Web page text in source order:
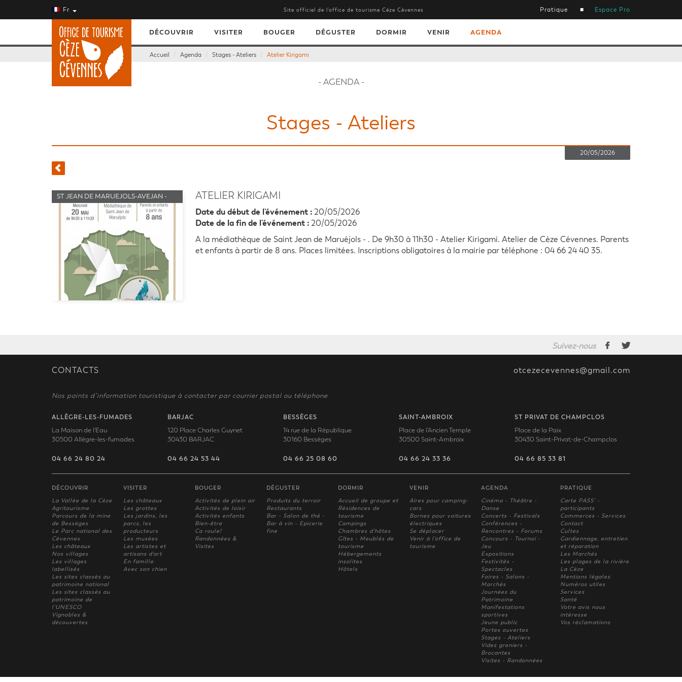
Fr Site officiel de l’office de tourisme Cèze Cévennes Pratique Espace Pro
DÉCOUVRIR VISITER BOUGER DÉGUSTER DORMIR VENIR AGENDA
Accueil Agenda Stages - Ateliers Atelier Kirigami
- AGENDA -
Stages - Ateliers
20/05/2026
ST JEAN DE MARUEJOLS-AVEJAN -
STAGES - ATELIERS
ATELIER KIRIGAMI
Date du début de l'événement : 20/05/2026
Date de la fin de l'événement : 20/05/2026
A la médiathèque de Saint Jean de Maruéjols - . De 9h30 à 11h30 - Atelier Kirigami. Atelier de Cèze Cévennes. Parents
et enfants à partir de 8 ans. Places limitées. Inscriptions obligatoires à la mairie par téléphone : 04 66 24 40 35.
Suivez-nous
CONTACTS otcezecevennes@gmail.com
Nos points d’information touristique à contacter par courrier postal ou téléphone
ALLÈGRE-LES-FUMADES
La Maison de l'Eau
30500 Allègre-les-fumades
04 66 24 80 24
BARJAC
120 Place Charles Guynet
30430 BARJAC
04 66 24 53 44
BESSÈGES
14 rue de la République
30160 Bessèges
04 66 25 08 60
SAINT-AMBROIX
Place de l'Ancien Temple
30500 Saint-Ambroix
04 66 24 33 36
ST PRIVAT DE CHAMPCLOS
Place de la Paix
30430 Saint-Privat-de-Champclos
04 66 85 33 81
DÉCOUVRIR
La Vallée de la Cèze
Agritourisme
Parcours de la mine
de Bessèges
Le Parc national des
Cévennes
Les châteaux
Nos villages
Les villages
labellisés
Les sites classés au
patrimoine national
Les sites classés au
patrimoine de
l'UNESCO
Vignobles &
découvertes
VISITER
Les châteaux
Les grottes
Les jardins, les
parcs, les
producteurs
Les musées
Les artistes et
artisans d'art
En famille
Avec son chien
BOUGER
Activités de plein air
Activités de loisir
Activités enfants
Bien-être
Ca roule!
Randonnées &
Visites
DÉGUSTER
Produits du terroir
Restaurants
Bar - Salon de thé -
Bar à vin - Epicerie
fine
DORMIR
Accueil de groupe et
Résidences de
tourisme
Campings
Chambres d'hôtes
Gîtes - Meublés de
tourisme
Hébergements
insolites
Hôtels
VENIR
Aires pour camping-
cars
Bornes pour voitures
électriques
Se déplacer
Venir à l'office de
tourisme
AGENDA
Cinéma - Théâtre -
Danse
Concerts - Festivals
Conférences -
Rencontres - Forums
Concours - Tournoi -
Jeu
Expositions
Festivités -
Spectacles
Foires - Salons -
Marchés
Journées du
Patrimoine
Manifestations
sportives
Jeune public
Portes ouvertes
Stages - Ateliers
Vides greniers -
Brocantes
Visites - Randonnées
PRATIQUE
Carte PASS' -
participants
Commerces - Services
Contact
Cultes
Gardiennage, entretien
et réparation
Les Marchés
Les plages de la rivière
La Cèze
Mentions légales
Numéros utiles
Services
Santé
Votre avis nous
intèresse
Vos réclamations